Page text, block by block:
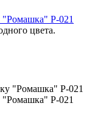
"Ромашка" Р-021
цвета.
"Ромашка" Р-021